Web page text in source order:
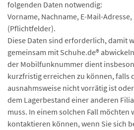
folgenden Daten notwendig:
Vorname, Nachname, E-Mail-
(Pflichtfelder).
Diese Daten sind erforderlich, damit
gemeinsam mit Schuhe.de®
der Mobilfunknummer dient
kurzfristig erreichen zu können, falls
ausnahmsweise nicht vorrätig ist
dem Lagerbestand einer anderen
muss. In einem solchen Fall möchten
kontaktieren können, wenn Sie sich